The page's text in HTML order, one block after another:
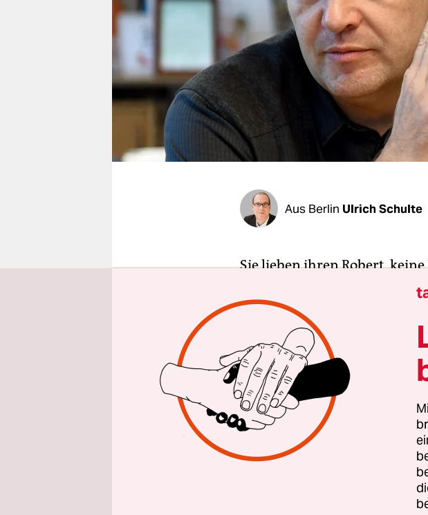
verlag
veranstaltungen
shop
fragen & hilfe
unterstützen
abo
Aus Berlin Ulrich Schulte
Sie lieben ihren Robert,
Sonntag auf der Bühne
Politik ist. Radwege,
wachsen dürfen. Alle
sich Mühe, leidenschaftlich
meisten höflich.
Dann ist Robert Habeck
Schleswig-Holstein,
mit zwei Sätzen ins Herz
machen, ruft er. Ab in die
Leute im Rund eines
wieder mal so ein Habeck-